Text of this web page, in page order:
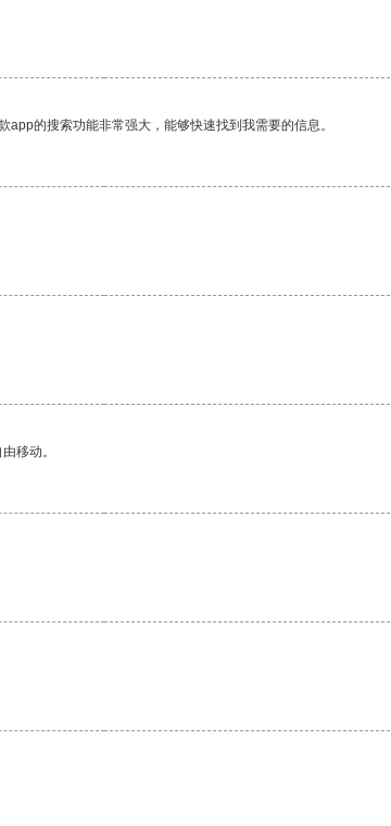
的搜索功能非常强大，能够快速找到我需要的信息。
移动。